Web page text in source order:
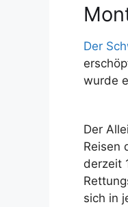
Der
wurde
Der
Reisen
derzeit
sich in